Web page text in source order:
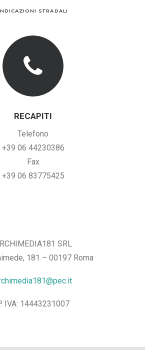
STRADALI
RECAPITI
Telefono
+39 06 44230386
Fax
+39 06 83775425
SRL
181 – 00197 Roma
IVA: 14443231007